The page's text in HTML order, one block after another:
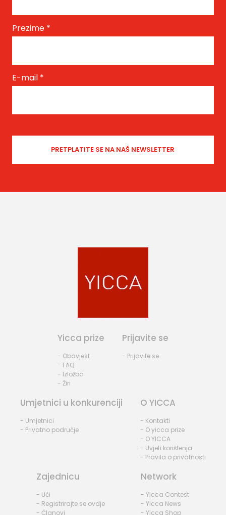
Prezime *
E-mail *
Yicca prize
- Obavjest
- FAQ
- Izložba
- Žiri
Prijavite se
- Prijavite se
Umjetnici u konkurenciji
- Umjetnici
- Privatno područje
O YICCA
- Kontakti
- O yicca prize
- O YICCA
- Uvjeti korištenja
- Pravila o privatnosti
Zajednicu
- Ući
- Registrirajte se ovdje
- Članovi
Network
- Yicca Contest
- Yicca News
- Yicca Shop